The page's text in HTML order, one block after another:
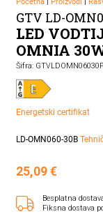
GTV LD-
LED
OMNIA
Šifra: GTVLDOMN06030P
Energetski certifikat
LD-OMN060-30B
25,09€
Besplatna
Fiksna dostava